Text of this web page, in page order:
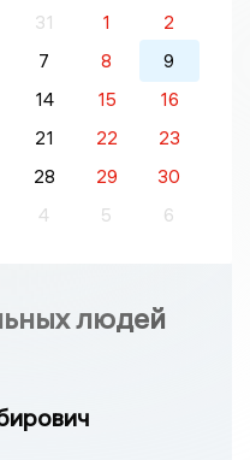
31 1
2
7 8
9
14 15
16
21 22
23
28 29
30
4 5 6
людей